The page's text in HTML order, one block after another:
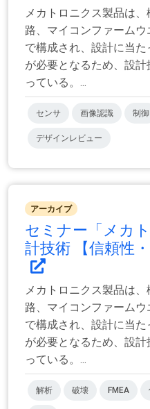
メカトロニクス製品は
路、マイコンファーム
で構成され、設計に当
が必要となるため、設
っている。...
センサ 画像認識 制御
デザインレビュー
アーカイブ
セミナー「メカ
計技術 【信頼性
メカトロニクス製品は
路、マイコンファーム
で構成され、設計に当
が必要となるため、設
っている。...
解析 破壊 FMEA